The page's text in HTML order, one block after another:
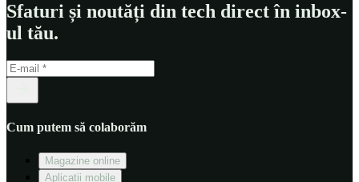
Sfaturi și noutăți din tech direct în inbox-
ul tău.
Cum putem să colaborăm
Magazine online
Aplicații mobile